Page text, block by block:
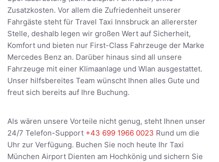
Zusatzkosten. Vor allem die Zufriedenheit unserer
Fahrgäste steht für Travel Taxi Innsbruck an allererster
Stelle, deshalb legen wir großen Wert auf Sicherheit,
Komfort und bieten nur First-Class Fahrzeuge der Marke
Mercedes Benz an. Darüber hinaus sind all unsere
Fahrzeuge mit einer Klimaanlage und Wlan ausgestattet.
Unser hilfsbereites Team wünscht Ihnen alles Gute und
freut sich bereits auf Ihre Buchung.
Als wären unsere Vorteile nicht genug, steht Ihnen unser
24/7 Telefon-Support +43 699 1966 0023 Rund um die
Uhr zur Verfügung. Buchen Sie noch heute Ihr Taxi
München Airport Dienten am Hochkönig und sichern Sie